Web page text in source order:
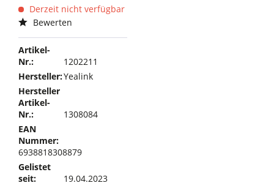
Derzeit nicht verfügbar
Bewerten
Artikel-
Nr.:
1202211
Hersteller:Yealink
Hersteller
Artikel-
Nr.:
1308084
EAN
Nummer:
6938818308879
Gelistet
seit:
19.04.2023